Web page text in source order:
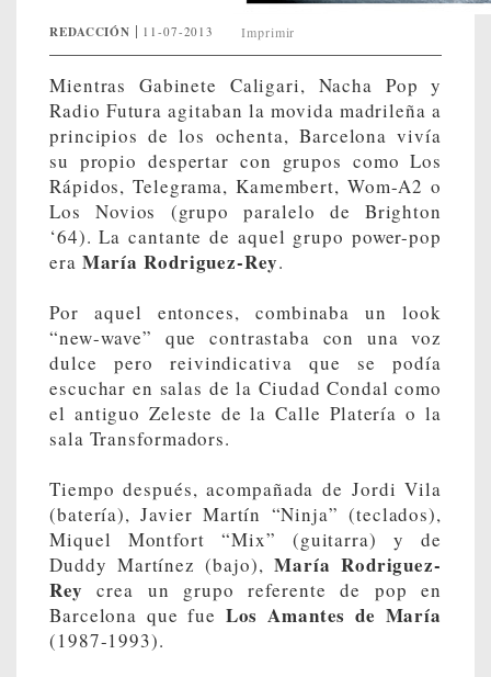
REDACCIÓN 11-07-2013 Imprimir
Mientras Gabinete Caligari, Nacha Pop y
Radio Futura agitaban la movida madrileña a
principios de los ochenta, Barcelona vivía
su propio despertar con grupos como Los
Rápidos, Telegrama, Kamembert, Wom-A2 o
Los Novios (grupo paralelo de Brighton
‘64). La cantante de aquel grupo power-pop
era María Rodriguez-Rey.
Por aquel entonces, combinaba un look
“new-wave” que contrastaba con una voz
dulce pero reivindicativa que se podía
escuchar en salas de la Ciudad Condal como
el antiguo Zeleste de la Calle Platería o la
sala Transformadors.
Tiempo después, acompañada de Jordi Vila
(batería), Javier Martín “Ninja” (teclados),
Miquel Montfort “Mix” (guitarra) y de
Duddy Martínez (bajo),María Rodriguez-
Rey crea un grupo referente de pop en
Barcelona que fue Los Amantes de María
(1987-1993).